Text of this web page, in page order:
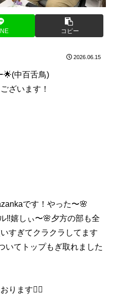
コピー
2026.06.15
🌟(中百舌鳥)
ざいます！
です！やった〜🌸
‼️嬉しぃ〜🌸夕方の部も全
すぎてクラクラしてます
いてトップもぎ取れました
ります🙇‍♀️